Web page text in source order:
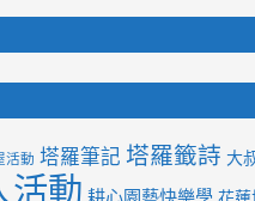
活動 塔羅筆記 塔羅籤詩 大
活動